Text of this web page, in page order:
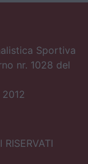
Sportiva
nr. 1028 del